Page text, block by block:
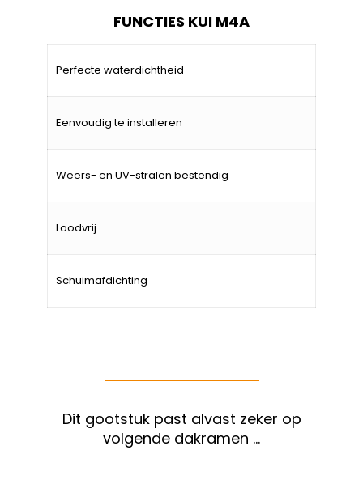
FUNCTIES KUI M4A
Perfecte waterdichtheid
Eenvoudig te installeren
Weers- en UV-stralen bestendig
Loodvrij
Schuimafdichting
Dit gootstuk past alvast zeker op
volgende dakramen …